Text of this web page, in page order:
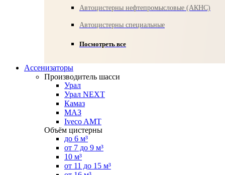
Автоцистерны нефтепромысловые (АКНС)
Автоцистерны специальные
Посмотреть все
Ассенизаторы
Производитель шасси
Урал
Урал NEXT
Камаз
МАЗ
Iveco AMT
Объём цистерны
до 6 м³
от 7 до 9 м³
10 м³
от 11 до 15 м³